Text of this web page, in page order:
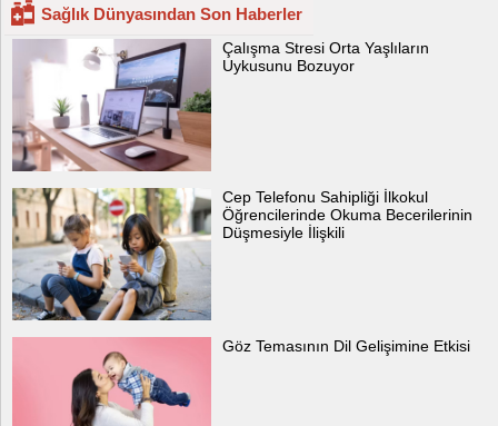
Sağlık Dünyasından Son Haberler
Çalışma Stresi Orta Yaşlıların
Uykusunu Bozuyor
Cep Telefonu Sahipliği İlkokul
Öğrencilerinde Okuma Becerilerinin
Düşmesiyle İlişkili
Göz Temasının Dil Gelişimine Etkisi